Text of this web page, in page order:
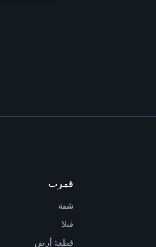
قمرت
شقة
فيلا
قطعة أرض